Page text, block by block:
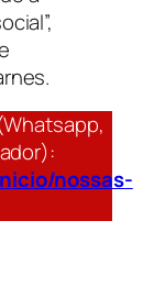
nossas-